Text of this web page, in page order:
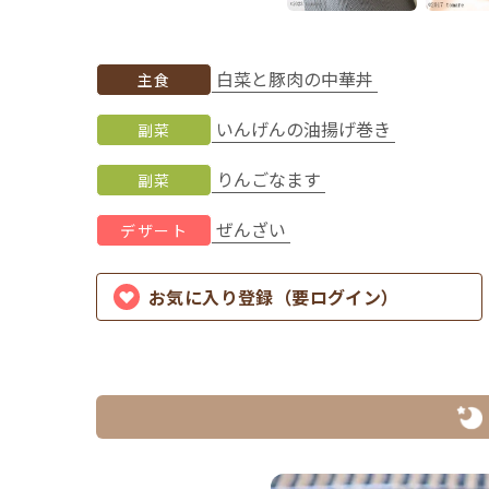
主食 白菜と豚肉の中華丼
副菜 いんげんの油揚げ巻き
副菜 りんごなます
デザート ぜんざい
お気に入り登録（要ログイン）